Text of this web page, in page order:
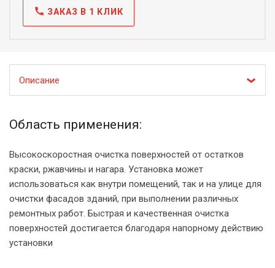
call ЗАКАЗ В 1 КЛИК
Описание
Область применения:
Высокоскоростная очистка поверхностей от остатков
краски, ржавчины и нагара. Установка может
использоваться как внутри помещений, так и на улице для
очистки фасадов зданий, при выполнении различных
ремонтных работ. Быстрая и качественная очистка
поверхностей достигается благодаря напорному действию
установки